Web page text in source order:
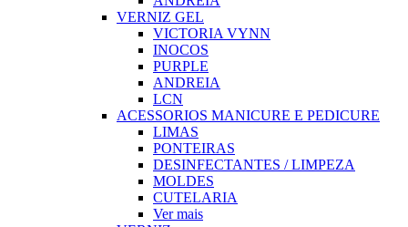
VERNIZ GEL
VICTORIA VYNN
INOCOS
PURPLE
ANDREIA
LCN
ACESSORIOS MANICURE E PEDICURE
LIMAS
PONTEIRAS
DESINFECTANTES / LIMPEZA
MOLDES
CUTELARIA
Ver mais